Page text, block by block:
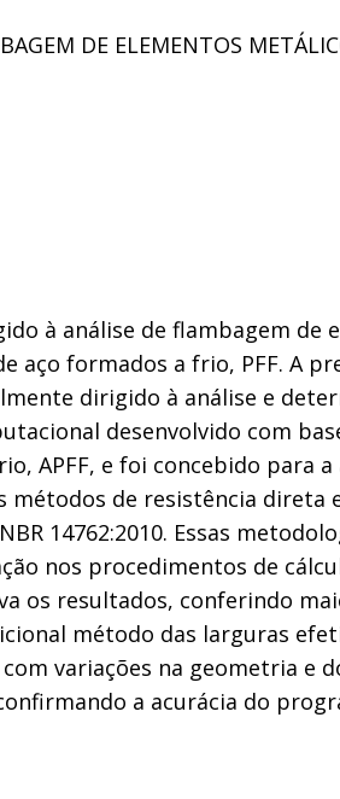
DE ELEMENTOS
à análise de flambagem
aço formados a frio, PFF. A
dirigido à análise e
desenvolvido com
APFF, e foi concebido
de resistência direta
14762:2010. Essas
nos procedimentos de
os resultados, conferindo
método das larguras
variações na geometria e
a acurácia do